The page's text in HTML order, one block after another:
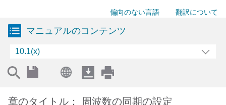
偏向のない言語 翻訳について
マニュアルのコンテンツ
10.1(x)
章のタイトル： 周波数の同期の設定